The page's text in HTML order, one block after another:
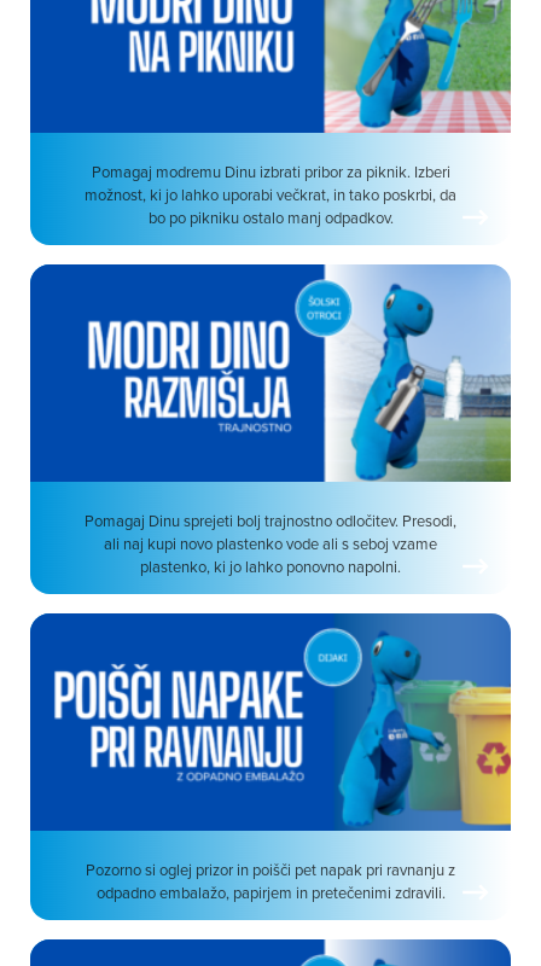
Pomagaj modremu Dinu izbrati pribor za piknik. Izberi
možnost, ki jo lahko uporabi večkrat, in tako poskrbi, da
bo po pikniku ostalo manj odpadkov.
Pomagaj Dinu sprejeti bolj trajnostno odločitev. Presodi,
ali naj kupi novo plastenko vode ali s seboj vzame
plastenko, ki jo lahko ponovno napolni.
Pozorno si oglej prizor in poišči pet napak pri ravnanju z
odpadno embalažo, papirjem in pretečenimi zdravili.